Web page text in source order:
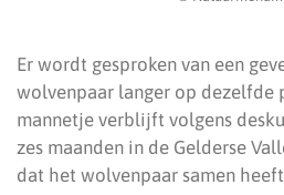
Er wordt gesproken van een
wolvenpaar langer op dezelfde
mannetje verblijft volgens
zes maanden in de Gelderse
dat het wolvenpaar samen